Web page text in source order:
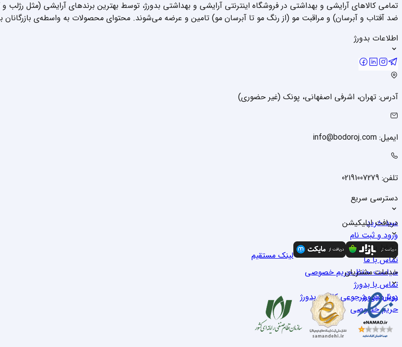
تمامی کالاهای آرایشی و بهداشتی در فروشگاه اینترنتی آرایشی و بهداشتی بدورژ، توسط بهترین برندهای آرایشی (مثل
ضد آفتاب و آبرسان) و مراقبت مو (از رنگ مو تا آبرسان مو) تامین و عرضه می‌شوند. محتوای محصولات به واسطه‌ی بازرگانان
اطلاعات بدورژ
آدرس: تهران، اشرفی اصفهانی، پونک (غیر حضوری)
ایمیل: info@bodoroj.com
تلفن: 02191007279
دسترسی سریع
سبد خرید
ورود و ثبت نام
درباره ما
تماس با ما
دریافت اپلیکیشن
لینک مستقیم
ارتباط با ما
سیاست حفظ حریم خصوصی
تماس با بدو‌رژ
درباره بدو‌رژ
خدمات مشتریان
روش‌های مرجوعی کالا در بدو‌رژ
حریم خصوصی